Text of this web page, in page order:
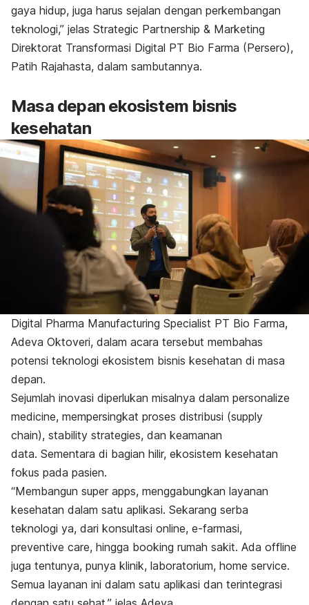
gaya hidup, juga harus sejalan dengan perkembangan
teknologi,” jelas Strategic Partnership & Marketing
Direktorat Transformasi Digital PT Bio Farma (Persero),
Patih Rajahasta, dalam sambutannya.
Masa depan ekosistem bisnis
kesehatan
Digital Pharma Manufacturing Specialist PT Bio Farma,
Adeva Oktoveri, dalam acara tersebut membahas
potensi teknologi ekosistem bisnis kesehatan di masa
depan.
Sejumlah inovasi diperlukan misalnya dalam personalize
medicine, mempersingkat proses distribusi (supply
chain), stability strategies, dan keamanan
data. Sementara di bagian hilir, ekosistem kesehatan
fokus pada pasien.
“Membangun super apps, menggabungkan layanan
kesehatan dalam satu aplikasi. Sekarang serba
teknologi ya, dari konsultasi online, e-farmasi,
preventive care, hingga booking rumah sakit. Ada offline
juga tentunya, punya klinik, laboratorium, home service.
Semua layanan ini dalam satu aplikasi dan terintegrasi